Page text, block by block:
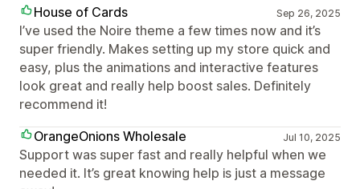
House of Cards Sep 26, 2025
I’ve used the Noire theme a few times now and it’s
super friendly. Makes setting up my store quick and
easy, plus the animations and interactive features
look great and really help boost sales. Definitely
recommend it!
OrangeOnions Wholesale
Jul 10, 2025
Support was super fast and really helpful when we
needed it. It’s great knowing help is just a message